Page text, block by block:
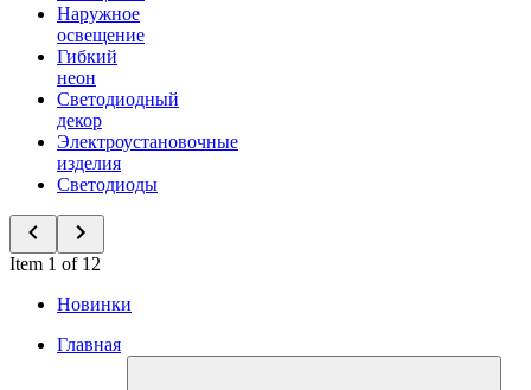
Наружное
освещение
Гибкий
неон
Светодиодный
декор
Электроустановочные
изделия
Светодиоды
Item 1 of 12
Новинки
Главная